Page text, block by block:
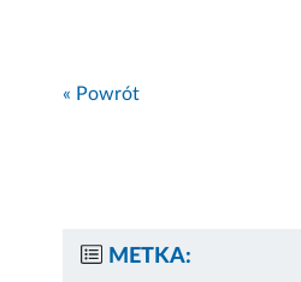
« Powrót
METKA: